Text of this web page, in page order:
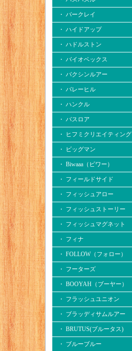
・ バークレイ
・ ハイドアップ
・ ハドルストン
・ バイオベックス
・ バクシンルアー
・ バレーヒル
・ ハンクル
・ バスロア
・ ヒフミクリエイティング
・ ビッグマン
・ Biwaaa（ビワー）
・ フィールドサイド
・ フィッシュアロー
・ フィッシュストーリー
・ フィッシュマグネット
・ フィナ
・ FOLLOW（フォロー）
・ フーターズ
・ BOOYAH（ブーヤー）
・ フラッシュユニオン
・ ブラッディサムルアー
・ BRUTUS(ブルータス)
・ ブルーブルー